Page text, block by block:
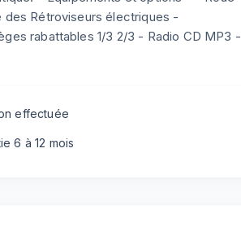
Rétroviseurs électriques -
rabattables 1/3 2/3 - Radio CD MP3 -
effectuée
6 à 12 mois